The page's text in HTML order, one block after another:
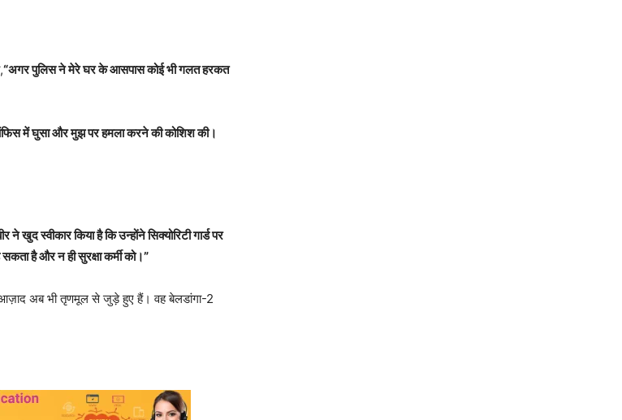
“अगर पुलिस ने मेरे घर के आसपास कोई भी गलत हरकत
ऑफिस में घुसा और मुझ पर हमला करने की कोशिश की।
ने खुद स्वीकार किया है कि उन्होंने सिक्योरिटी गार्ड पर
है और न ही सुरक्षा कर्मी को।”
आज़ाद अब भी तृणमूल से जुड़े हुए हैं। वह बेलडांगा-2